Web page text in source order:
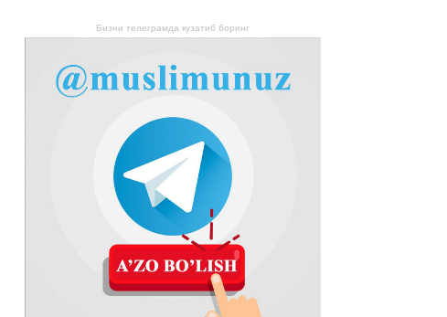
Бизни телеграмда кузатиб боринг